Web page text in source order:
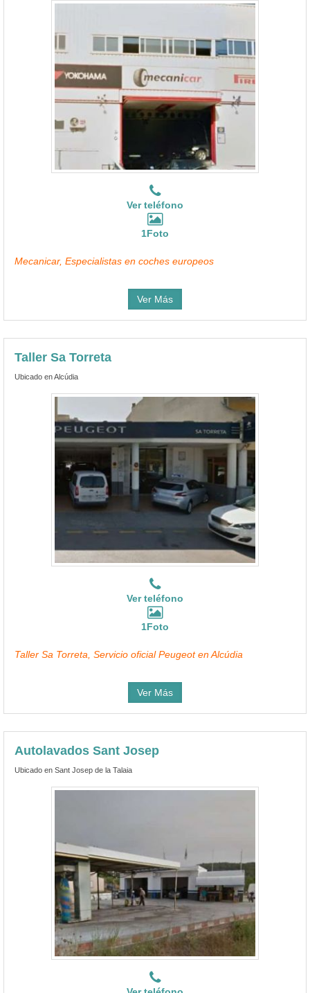
Ver teléfono
1Foto
Mecanicar, Especialistas en coches europeos
Ver Más
Taller Sa Torreta
Ubicado en Alcúdia
Ver teléfono
1Foto
Taller Sa Torreta, Servicio oficial Peugeot en Alcúdia
Ver Más
Autolavados Sant Josep
Ubicado en Sant Josep de la Talaia